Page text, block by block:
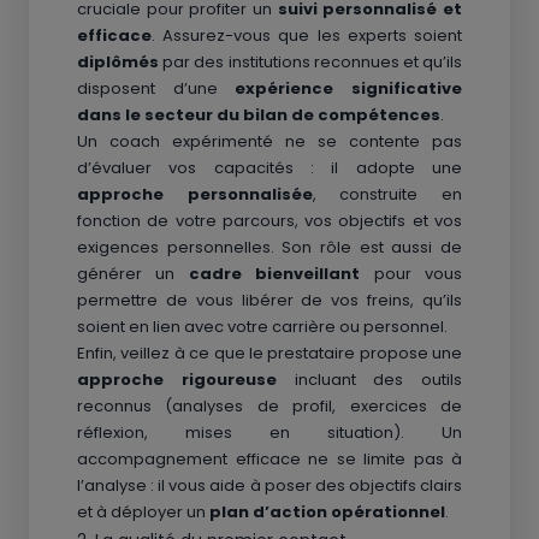
cruciale pour profiter un suivi personnalisé et
efficace. Assurez-vous que les experts soient
diplômés par des institutions reconnues et qu’ils
disposent d’une expérience significative
dans le secteur du bilan de compétences.
Un coach expérimenté ne se contente pas
d’évaluer vos capacités : il adopte une
approche personnalisée, construite en
fonction de votre parcours, vos objectifs et vos
exigences personnelles. Son rôle est aussi de
générer un cadre bienveillant pour vous
permettre de vous libérer de vos freins, qu’ils
soient en lien avec votre carrière ou personnel.
Enfin, veillez à ce que le prestataire propose une
approche rigoureuseincluant des outils
reconnus (analyses de profil, exercices de
réflexion, mises en situation). Un
accompagnement efficace ne se limite pas à
l’analyse : il vous aide à poser des objectifs clairs
et à déployer un plan d’action opérationnel.